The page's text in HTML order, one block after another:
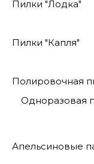
Пилки "Лодка"
Пилки "Капля"
Полировочная
Одноразовая
Апельсиновые